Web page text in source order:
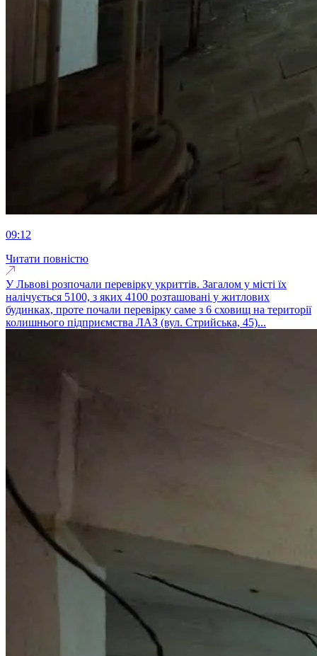
09:12
Читати повністю
У Львові розпочали перевірку укриттів. Загалом у місті їх
налічується 5100, з яких 4100 розташовані у житлових
будинках, проте почали перевірку саме з 6 сховищ на території
колишнього підприємства ЛАЗ (вул. Стрийська, 45)...